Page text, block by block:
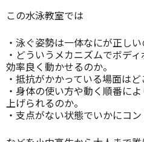
この水泳教室では
・泳ぐ姿勢は一体なにが正しい
・どういうメカニズムでボデ
効率良く動かせるのか。
・抵抗がかかっている場面は
・身体の使い方や動く順番に
上げられるのか。
・支点がない状態でいかにコン